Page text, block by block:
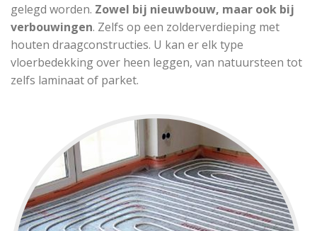
gelegd worden. Zowel bij nieuwbouw, maar ook bij
verbouwingen. Zelfs op een zolderverdieping met
houten draagconstructies. U kan er elk type
vloerbedekking over heen leggen, van natuursteen tot
zelfs laminaat of parket.